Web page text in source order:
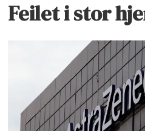
Feilet i stor